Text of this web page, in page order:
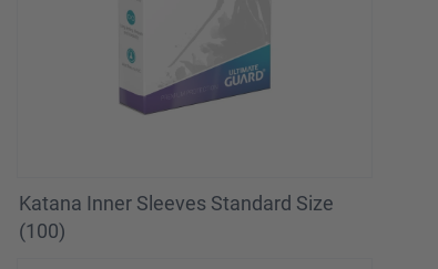
Katana Inner Sleeves Standard Size
(100)